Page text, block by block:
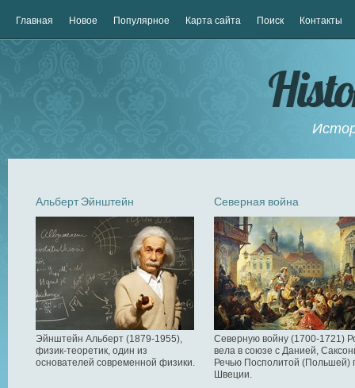
Главная Новое Популярное Карта сайта Поиск Контакты
Альберт Эйнштейн
Эйнштейн Альберт (1879-1955),
физик-теоретик, один из
основателей современной физики.
Северная война
Северную войну (1700-1721)
вела в союзе с Данией,
Речью Посполитой (Польшей)
Швеции.